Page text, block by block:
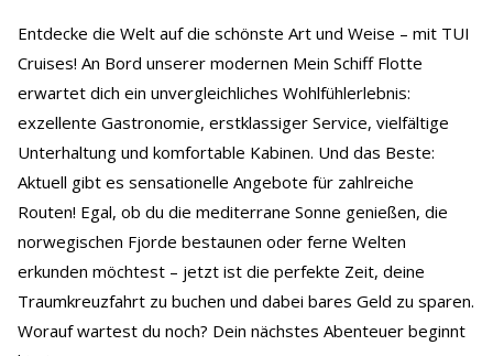
Entdecke die Welt auf die schönste Art und Weise – mit TUI
Cruises! An Bord unserer modernen Mein Schiff Flotte
erwartet dich ein unvergleichliches Wohlfühlerlebnis:
exzellente Gastronomie, erstklassiger Service, vielfältige
Unterhaltung und komfortable Kabinen. Und das Beste:
Aktuell gibt es sensationelle Angebote für zahlreiche
Routen! Egal, ob du die mediterrane Sonne genießen, die
norwegischen Fjorde bestaunen oder ferne Welten
erkunden möchtest – jetzt ist die perfekte Zeit, deine
Traumkreuzfahrt zu buchen und dabei bares Geld zu sparen.
Worauf wartest du noch? Dein nächstes Abenteuer beginnt